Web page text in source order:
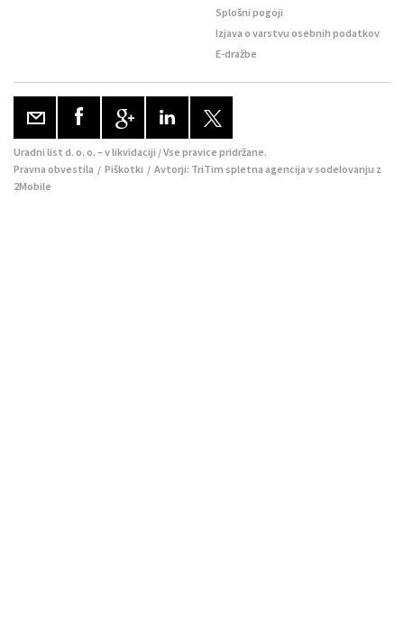
Splošni pogoji
Izjava o varstvu osebnih podatkov
E-dražbe
Uradni list d. o. o. – v likvidaciji / Vse pravice pridržane.
Pravna obvestila / Piškotki / Avtorji: TriTim spletna agencija v sodelovanju z
2Mobile